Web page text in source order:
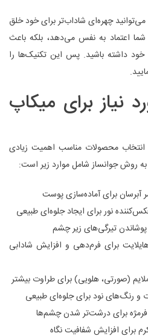
اما مؤثر، می‌توانید چهره‌ای شاداب‌تر برای خود خلق
شما اعتماد به نفس می‌دهد، بلکه باعث
داشته باشید. پس این تکنیک‌ها را
نیاز برای میکاپ
محصولات مناسب اهمیت زیادی
به روش جوانساز شامل موارد زیر است:
آبرسان برای آماده‌سازی پوست
نور برای ایجاد جلوه‌ای طبیعی
تیرگی‌های زیر چشم
برای فرم‌دهی و افزایش شادابی
(صورتی، هلویی) برای طراوت بیشتر
و رنگ‌های نود برای جلوه‌ای طبیعی
برای درشت‌تر شدن چشم‌ها
برای افزایش شفافیت نگاه